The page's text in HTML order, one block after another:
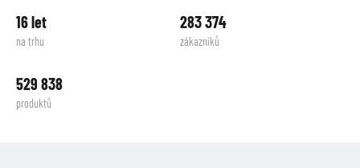
16 let
na trhu
283 374
zákazníků
529 838
produktů